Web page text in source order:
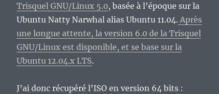
Trisquel GNU/Linux 5.0, basée à l’époque sur la
Ubuntu Natty Narwhal alias Ubuntu 11.04. Après
une longue attente, la version 6.0 de la Trisquel
GNU/Linux est disponible, et se base sur la
Ubuntu 12.04.x LTS.
J’ai donc récupéré l’ISO en version 64 bits :